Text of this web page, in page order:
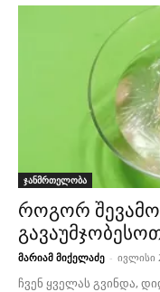
ჯანმრთელობა
როგორ
მარიამ მიქელაძე - ივლისი
ჩვენ ყველას გვინდა,